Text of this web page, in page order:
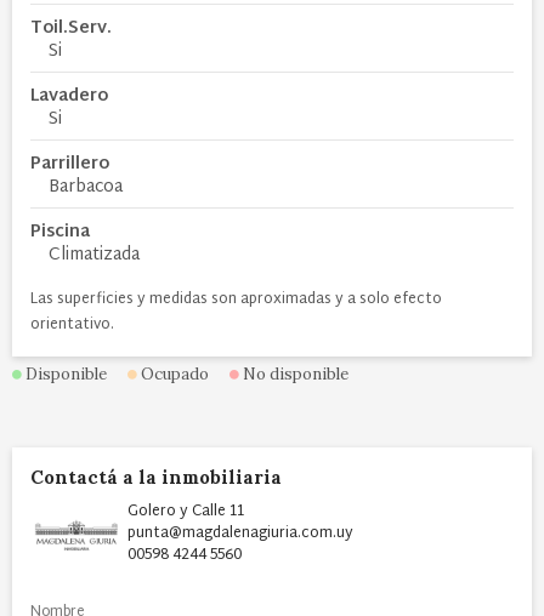
Toil.Serv.
Si
Lavadero
Si
Parrillero
Barbacoa
Piscina
Climatizada
Las superficies y medidas son aproximadas y a solo efecto
orientativo.
Disponible Ocupado No disponible
Contactá a la inmobiliaria
Golero y Calle 11
punta@magdalenagiuria.com.uy
00598 4244 5560